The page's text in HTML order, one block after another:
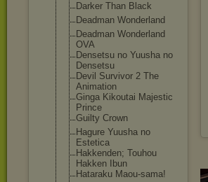
Darker Than Black
Deadman Wonderland
Deadman Wonderland
OVA
Densetsu no Yuusha no
Densetsu
Devil Survivor 2 The
Animation
Ginga Kikoutai Majestic
Prince
Guilty Crown
Hagure Yuusha no
Estetica
Hakkenden; Touhou
Hakken Ibun
Hataraku Maou-sama!